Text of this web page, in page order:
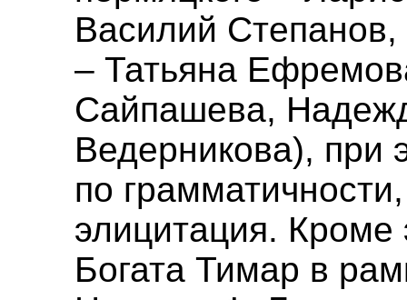
Василий Степанов,
– Татьяна
Сайпашева,
Ведерникова), при
по
элицитация. Кроме
Богата Тимар в